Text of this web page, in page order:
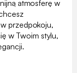
atmosferę w
przedpokoju,
w Twoim stylu,